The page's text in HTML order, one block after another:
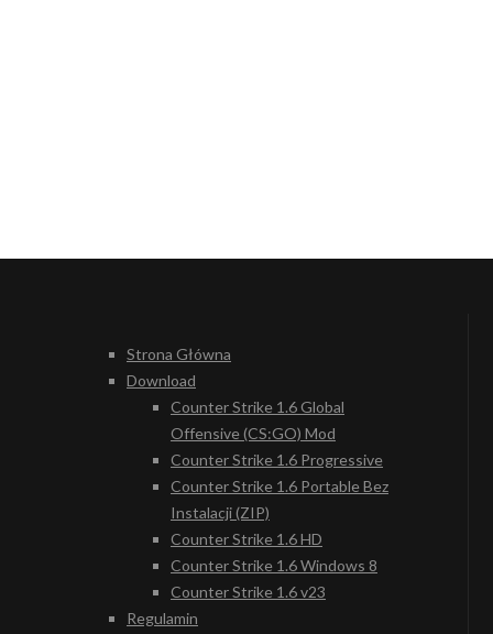
Strona Główna
Download
Counter Strike 1.6 Global
Offensive (CS:GO) Mod
Counter Strike 1.6 Progressive
Counter Strike 1.6 Portable Bez
Instalacji (ZIP)
Counter Strike 1.6 HD
Counter Strike 1.6 Windows 8
Counter Strike 1.6 v23
Regulamin